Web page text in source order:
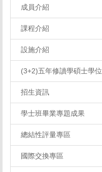
成員介紹
課程介紹
設施介紹
(3+2)五年修讀學碩士學位
招生資訊
學士班畢業專題成果
總結性評量專區
國際交換專區